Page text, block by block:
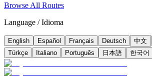
Browse All Routes
Language / Idioma
English Español Français Deutsch 中文
Türkçe
Italiano Português 日本語 한국어